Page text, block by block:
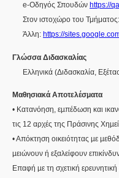
e-Οδηγός Σπουδών https://
Στον ιστοχώρο του Τμήματος:
Άλλη: https://
Γλώσσα Διδασκαλίας
Ελληνικά (Διδασκαλία,
Μαθησιακά Αποτελέσματα
• Κατανόηση, εµπέδωση και
τις 12 αρχές της Πράσινης
• Απόκτηση οικειότητας µε
µειώνουν ή εξαλείφουν
Επαφή µε τη σχετική